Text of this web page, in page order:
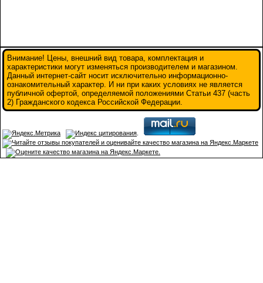
Внимание! Цены, внешний вид товара, комплектация и
характеристики могут изменяться производителем и магазином.
Данный интернет-сайт носит исключительно информационно-
ознакомительный характер. И ни при каких условиях не является
публичной офертой, определяемой положениями Статьи 437 (часть
2) Гражданского кодекса Российской Федерации.